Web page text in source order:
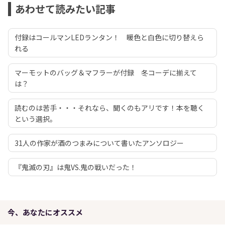
あわせて読みたい記事
付録はコールマンLEDランタン！ 暖色と白色に切り替えら
れる
マーモットのバッグ＆マフラーが付録 冬コーデに揃えて
は？
読むのは苦手・・・それなら、聞くのもアリです！本を聴く
という選択。
31人の作家が酒のつまみについて書いたアンソロジー
『鬼滅の刃』は鬼VS.鬼の戦いだった！
今、あなたにオススメ